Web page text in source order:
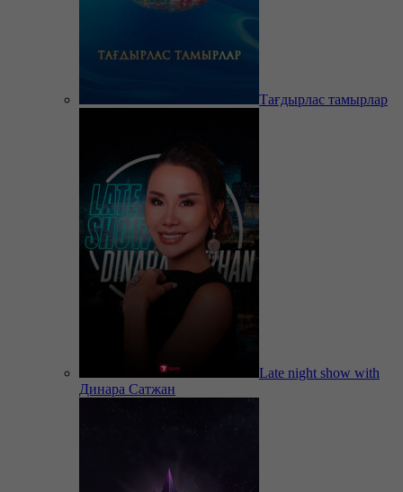
Тағдырлас тамырлар
Late night show with
Динара Сатжан